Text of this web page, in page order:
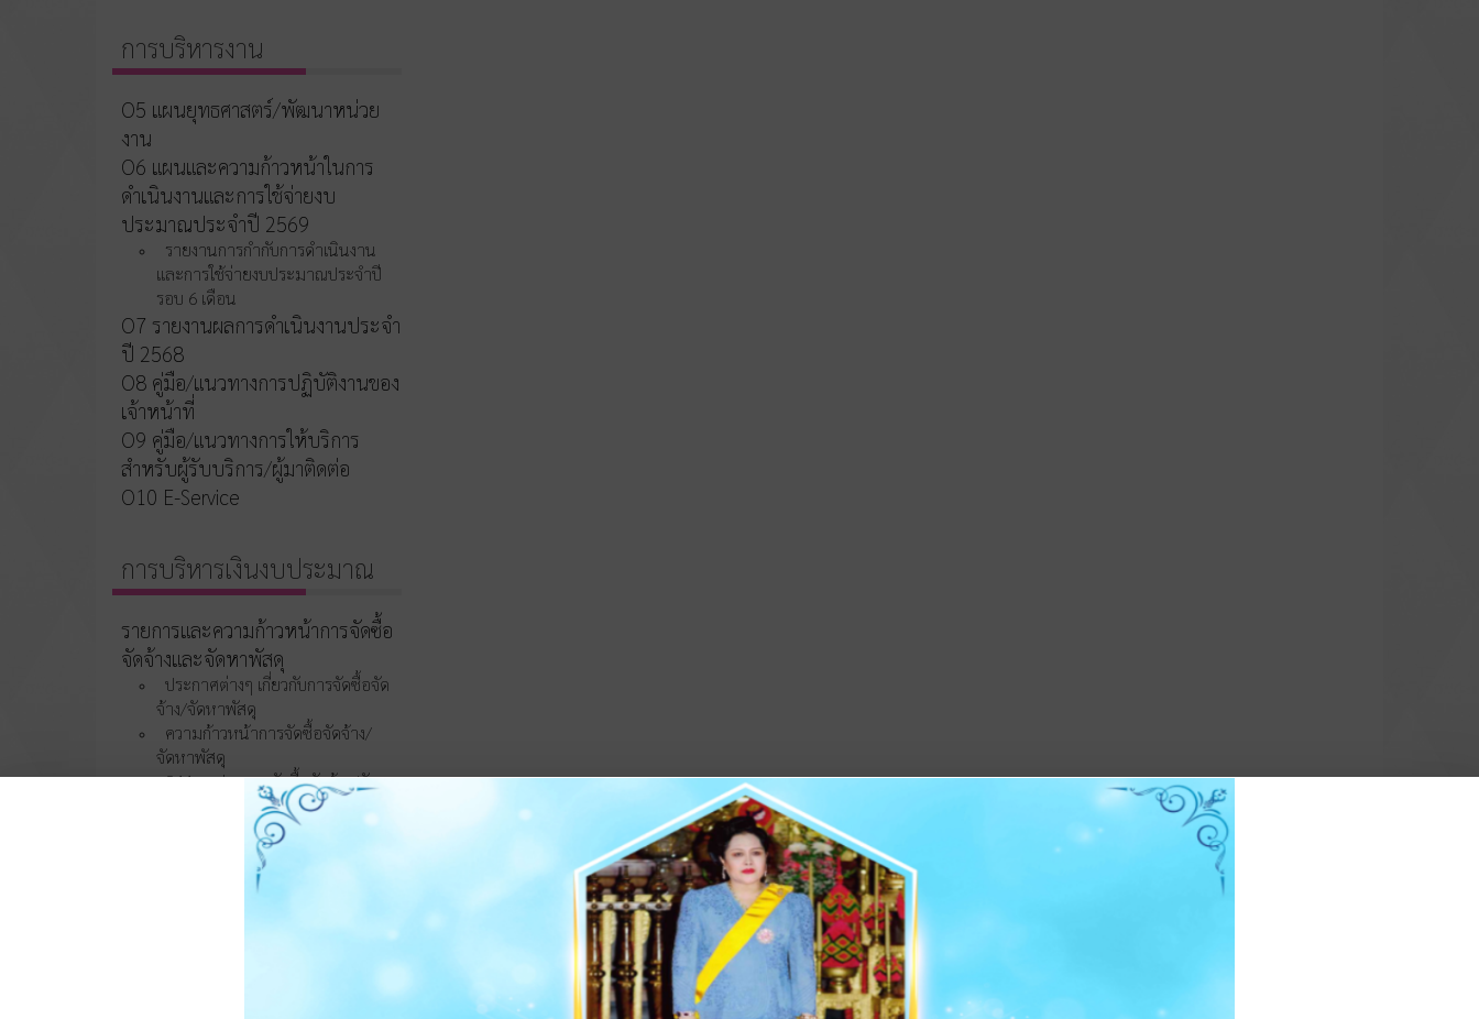
การบริหารงาน
O5 แผนยุทธศาสตร์/พัฒนาหน่วย
งาน
O6 แผนและความก้าวหน้าในการ
ดำเนินงานและการใช้จ่ายงบ
ประมาณประจำปี 2569
รายงานการกำกับการดำเนินงาน
และการใช้จ่ายงบประมาณประจำปี
รอบ 6 เดือน
O7 รายงานผลการดำเนินงานประจำ
ปี 2568
O8 คู่มือ/แนวทางการปฏิบัติงานของ
เจ้าหน้าที่
O9 คู่มือ/แนวทางการให้บริการ
สำหรับผู้รับบริการ/ผู้มาติดต่อ
O10 E-Service
การบริหารเงินงบประมาณ
รายการและความก้าวหน้าการจัดซื้อ
จัดจ้างและจัดหาพัสดุ
ประกาศต่างๆ เกี่ยวกับการจัดซื้อจัด
จ้าง/จัดหาพัสดุ
ความก้าวหน้าการจัดซื้อจัดจ้าง/
จัดหาพัสดุ
O11 สรุปผลการจัดซื้อจัดจ้าง/จัดหา
O12 รายงานสรุปผลการจัดซื้อจัด
จ้าง/จัดหาพัสดุประจำปี
การบริหารและพัฒนา